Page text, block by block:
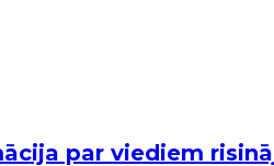
par viediem